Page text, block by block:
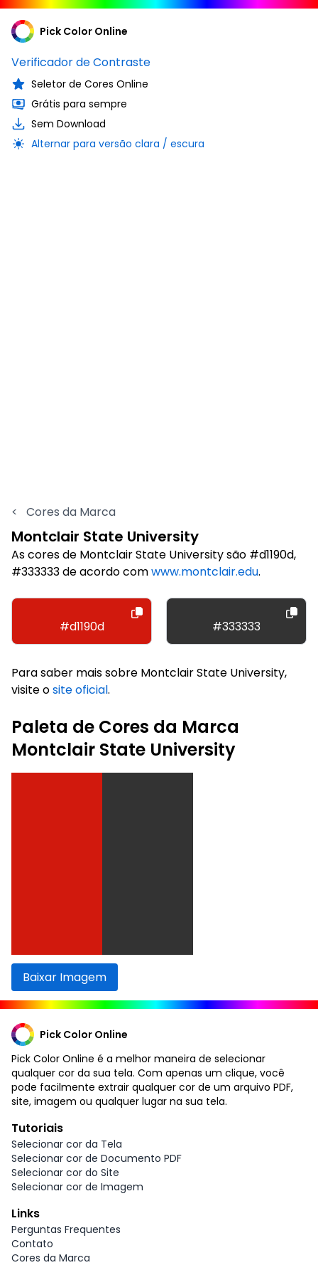
Pick Color Online
Verificador de Contraste
Seletor de Cores Online
Grátis para sempre
Sem Download
Alternar para versão clara / escura
< Cores da Marca
Montclair State University
As cores de Montclair State University são #d1190d,
#333333 de acordo comwww.montclair.edu.
#d1190d #333333
Para saber mais sobre Montclair State University,
visite osite oficial.
Paleta de Cores da Marca
Montclair State University
Baixar Imagem
Pick Color Online
Pick Color Online é a melhor maneira de selecionar
qualquer cor da sua tela. Com apenas um clique, você
pode facilmente extrair qualquer cor de um arquivo PDF,
site, imagem ou qualquer lugar na sua tela.
Tutoriais
Selecionar cor da Tela
Selecionar cor de Documento PDF
Selecionar cor do Site
Selecionar cor de Imagem
Links
Perguntas Frequentes
Contato
Cores da Marca